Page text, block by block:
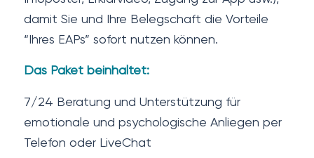
damit Sie und Ihre Belegschaft die Vorteile
“Ihres EAPs” sofort nutzen können.
Das Paket beinhaltet:
7/24 Beratung und Unterstützung für
emotionale und psychologische Anliegen per
Telefon oder LiveChat